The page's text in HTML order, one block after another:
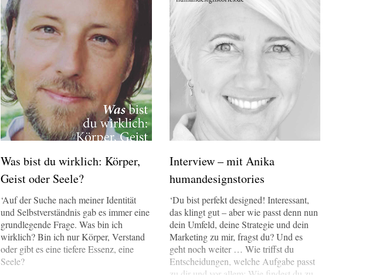
Was bist du wirklich: Körper,
Geist oder Seele?
‘Auf der Suche nach meiner Identität
und Selbstverständnis gab es immer eine
grundlegende Frage. Was bin ich
wirklich? Bin ich nur Körper, Verstand
oder gibt es eine tiefere Essenz, eine
Seele?
Interview – mit Anika
humandesignstories
‘Du bist perfekt designed! Interessant,
das klingt gut – aber wie passt denn nun
dein Umfeld, deine Strategie und dein
Marketing zu mir, fragst du? Und es
geht noch weiter … Wie triffst du
Entscheidungen, welche Aufgabe passt